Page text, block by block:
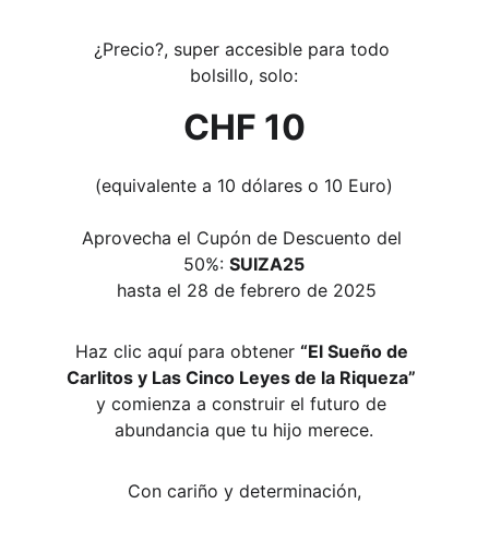
¿Precio?, super accesible para todo
bolsillo, solo:
CHF 10
(equivalente a 10 dólares o 10 Euro)
Aprovecha el Cupón de Descuento del
50%: SUIZA25
hasta el 28 de febrero de 2025
Haz clic aquí para obtener “El Sueño de
Carlitos y Las Cinco Leyes de la Riqueza”
y comienza a construir el futuro de
abundancia que tu hijo merece.
Con cariño y determinación,